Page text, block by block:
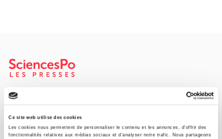
Ce site web utilise des cookies
Les cookies nous permettent de personnaliser le contenu et les annonces, d'offrir des
fonctionnalités relatives aux médias sociaux et d'analyser notre trafic. Nous partageons
Maison d'édition dédiée aux sciences humaines et sociales, les
Presses de Sciences Po participent depuis leur création en 1976
à la transmission des savoirs et des idées